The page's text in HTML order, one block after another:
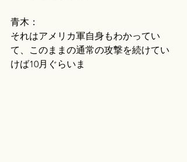
青木：
それはアメリカ軍自身もわかってい
て、このままの通常の攻撃を続けてい
けば10月ぐらいま